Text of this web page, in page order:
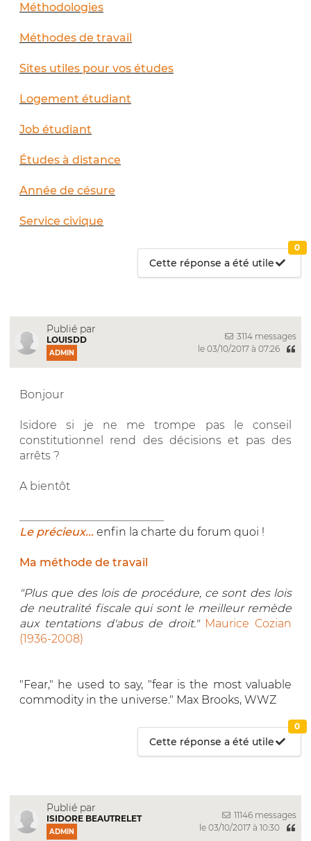
Méthodologies
Méthodes de travail
Sites utiles pour vos études
Logement étudiant
Job étudiant
Études à distance
Année de césure
Service civique
Cette réponse a été utile
0
Publié par
LOUISDD
ADMIN
3114 messages
le 03/10/2017 à 07:26
Bonjour
Isidore si je ne me trompe pas le conseil
constitutionnel rend des décisions et pas des
arrêts ?
A bientôt
Le précieux... enfin la charte du forum quoi !
Ma méthode de travail
"Plus que des lois de procédure, ce sont des lois
de neutralité fiscale qui sont le meilleur remède
aux tentations d'abus de droit." Maurice Cozian
(1936-2008)
"Fear," he used to say, "fear is the most valuable
commodity in the universe." Max Brooks, WWZ
Cette réponse a été utile
0
Publié par
ISIDORE BEAUTRELET
ADMIN
11146 messages
le 03/10/2017 à 10:30